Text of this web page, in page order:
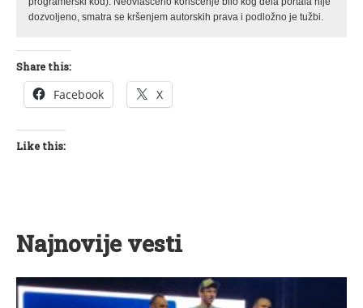
dozvoljeno, smatra se kršenjem autorskih prava i podložno je tužbi.
Share this:
Facebook X
Like this:
Najnovije vesti